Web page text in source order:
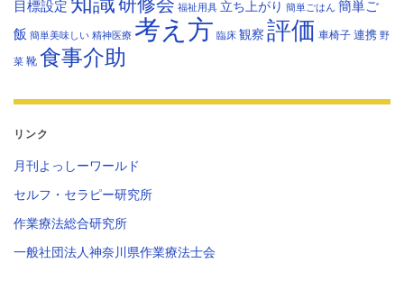
目標設定 福祉用具 立ち上がり 簡単ごはん 簡単ご
飯 簡単美味しい 精神医療 考え方 臨床 観察 評価 車椅子 連携 野
菜 靴 食事介助
リンク
月刊よっしーワールド
セルフ・セラピー研究所
作業療法総合研究所
一般社団法人神奈川県作業療法士会